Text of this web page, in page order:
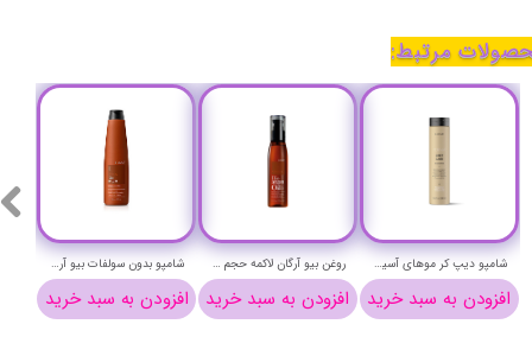
شامپو بدون سولفات بیو آرگان لاکمه حجم 300 میلی لیتر-Lakme k.therapy Bio Argan Shampoo
افزودن به سبد خرید
روغن بیو آرگان لاکمه حجم 125 میلی لیتر - LAKME k.therapy BIO ARGAN OIL
افزودن به سبد خرید
شامپو دیپ کر موهای آسیب دیده تکنیا لاکمه حجم 300 میلی لیتر - Lakme TEKNIA Deep Care Shampoo
افزودن به سبد خرید
مرتبط: